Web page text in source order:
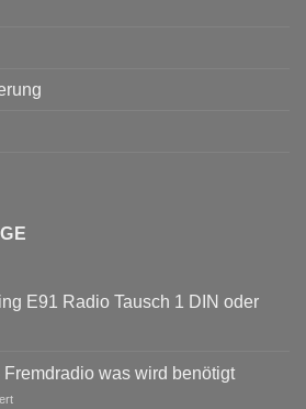
E91 Radio Tausch 1 DIN oder
was wird benötigt
für